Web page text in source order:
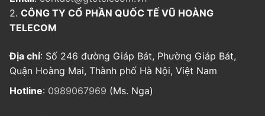
2. CÔNG TY CỔ PHẦN QUỐC TẾ VŨ HOÀNG
TELECOM
Địa chỉ: Số 246 đường Giáp Bát, Phường Giáp Bát,
Quận Hoàng Mai, Thành phố Hà Nội, Việt Nam
Hotline: 0989067969 (Ms. Nga)